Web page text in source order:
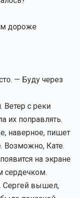
дороже
— Буду через
Ветер с реки
их поправлять.
наверное, пишет
Возможно, Кате.
на экране
сердечком.
Сергей вышел,